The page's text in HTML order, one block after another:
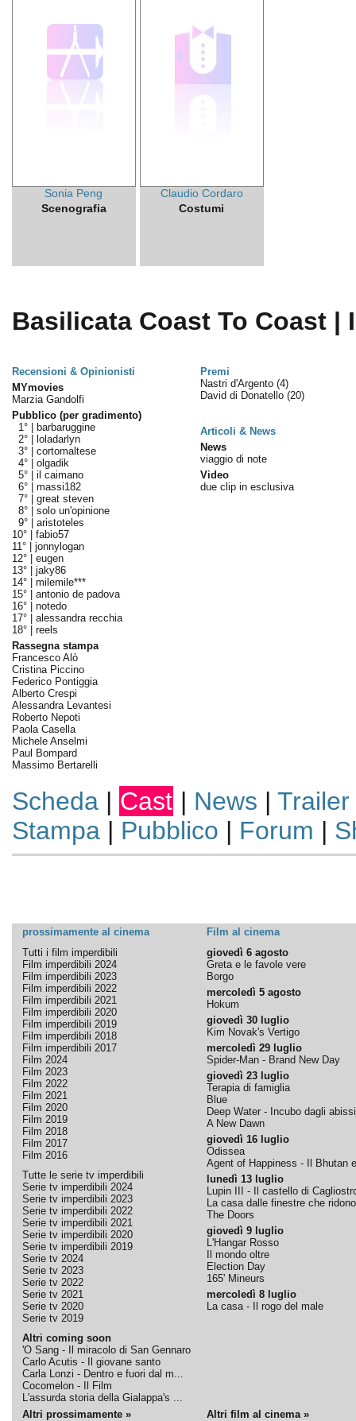
Sonia Peng
Scenografia
Claudio Cordaro
Costumi
Basilicata Coast To Coast |
Recensioni & Opinionisti
Premi
MYmovies
Marzia Gandolfi
Pubblico (per gradimento)
1° |
barbaruggine
2° |
loladarlyn
3° | cortomaltese
4° | olgadik
5° | il caimano
6° | massi182
7° | great steven
8° | solo un'opinione
9° | aristoteles
10° | fabio57
11° | jonnylogan
12° | eugen
13° | jaky86
14° | milemile***
15° | antonio de padova
16° | notedo
17° | alessandra recchia
18° | reels
Rassegna stampa
Francesco Alò
Cristina Piccino
Federico Pontiggia
Alberto Crespi
Alessandra Levantesi
Roberto Nepoti
Paola Casella
Michele Anselmi
Paul Bompard
Massimo Bertarelli
Nastri d'Argento (4)
David di Donatello (20)
Articoli & News
News
viaggio di note
Video
due clip in esclusiva
Scheda| Cast | News | Trailer
Stampa| Pubblico | Forum |
prossimamente al cinema
Film al cinema
Tutti i film imperdibili
Film imperdibili 2024
Film imperdibili 2023
Film imperdibili 2022
Film imperdibili 2021
Film imperdibili 2020
Film imperdibili 2019
Film imperdibili 2018
Film imperdibili 2017
Film 2024
Film 2023
Film 2022
Film 2021
Film 2020
Film 2019
Film 2018
Film 2017
Film 2016
Tutte le serie tv imperdibili
Serie tv imperdibili 2024
Serie tv imperdibili 2023
Serie tv imperdibili 2022
Serie tv imperdibili 2021
Serie tv imperdibili 2020
Serie tv imperdibili 2019
Serie tv 2024
Serie tv 2023
Serie tv 2022
Serie tv 2021
Serie tv 2020
Serie tv 2019
Altri coming soon
'O Sang - Il miracolo di San Gennaro
Carlo Acutis - Il giovane santo
Carla Lonzi - Dentro e fuori dal m...
Cocomelon - Il Film
L'assurda storia della Gialappa's ...
giovedì 6 agosto
Greta e le favole vere
Borgo
mercoledì 5 agosto
Hokum
giovedì 30 luglio
Kim Novak's Vertigo
mercoledì 29 luglio
Spider-Man - Brand New Day
giovedì 23 luglio
Terapia di famiglia
Blue
Deep Water - Incubo dagli abissi
A New Dawn
giovedì 16 luglio
Odissea
Agent of Happiness - Il Bhutan
lunedì 13 luglio
Lupin III - Il castello di
La casa dalle finestre che ridono
The Doors
giovedì 9 luglio
L'Hangar Rosso
Il mondo oltre
Election Day
165' Mineurs
mercoledì 8 luglio
La casa - Il rogo del male
Altri prossimamente » Altri film al cinema »